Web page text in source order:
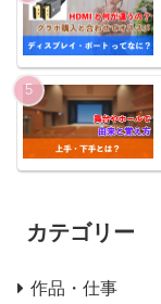
カテゴリー
作品・仕事